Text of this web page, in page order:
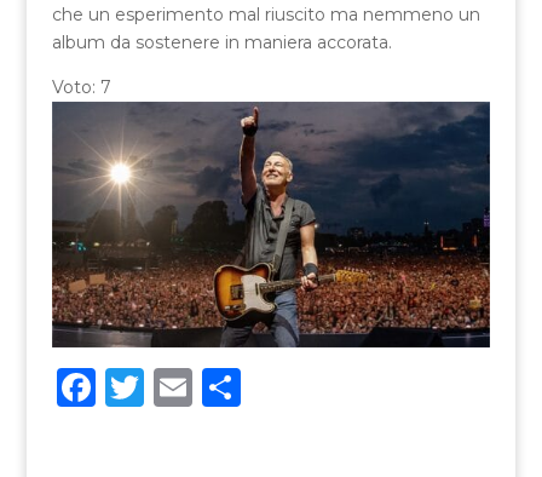
che un esperimento mal riuscito ma nemmeno un
album da sostenere in maniera accorata.
Voto: 7
F T E C